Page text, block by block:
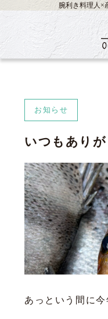
腕利き料理人×
お知らせ
いつもあり
あっという間に